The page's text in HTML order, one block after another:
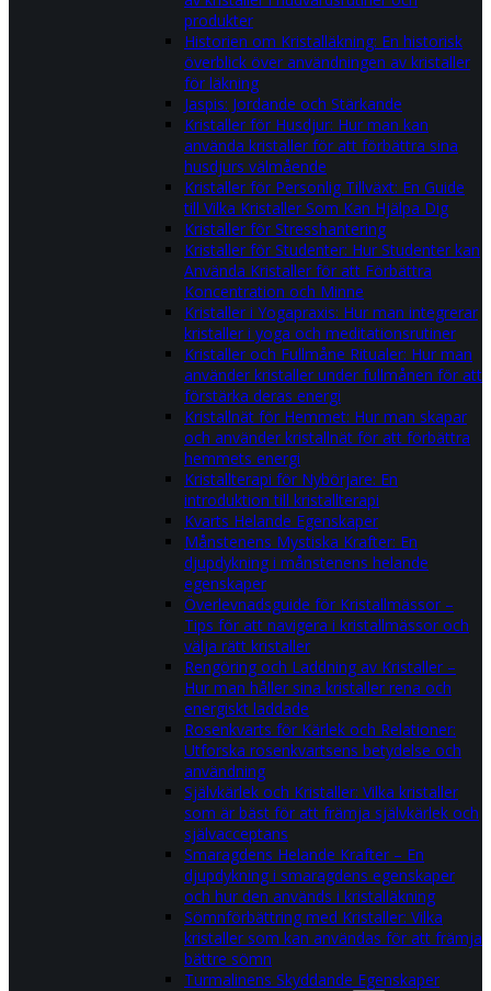
produkter
Historien om Kristalläkning: En historisk
överblick över användningen av kristaller
för läkning
Jaspis: Jordande och Stärkande
Kristaller för Husdjur: Hur man kan
använda kristaller för att förbättra sina
husdjurs välmående
Kristaller för Personlig Tillväxt: En Guide
till Vilka Kristaller Som Kan Hjälpa Dig
Kristaller för Stresshantering
Kristaller för Studenter: Hur Studenter kan
Använda Kristaller för att Förbättra
Koncentration och Minne
Kristaller i Yogapraxis: Hur man integrerar
kristaller i yoga och meditationsrutiner
Kristaller och Fullmåne Ritualer: Hur man
använder kristaller under fullmånen för att
förstärka deras energi
Kristallnät för Hemmet: Hur man skapar
och använder kristallnät för att förbättra
hemmets energi
Kristallterapi för Nybörjare: En
introduktion till kristallterapi
Kvarts Helande Egenskaper
Månstenens Mystiska Krafter: En
djupdykning i månstenens helande
egenskaper
Överlevnadsguide för Kristallmässor –
Tips för att navigera i kristallmässor och
välja rätt kristaller
Rengöring och Laddning av Kristaller –
Hur man håller sina kristaller rena och
energiskt laddade
Rosenkvarts för Kärlek och Relationer:
Utforska rosenkvartsens betydelse och
användning
Självkärlek och Kristaller: Vilka kristaller
som är bäst för att främja självkärlek och
självacceptans
Smaragdens Helande Krafter – En
djupdykning i smaragdens egenskaper
och hur den används i kristalläkning
Sömnförbättring med Kristaller: Vilka
kristaller som kan användas för att främja
bättre sömn
Turmalinens Skyddande Egenskaper